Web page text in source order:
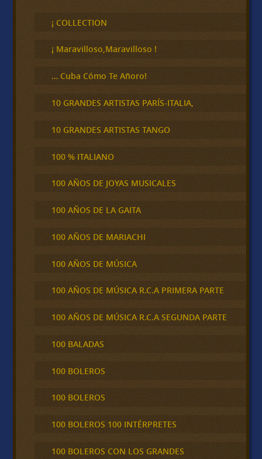
c
a
¡ COLLECTION
¡ Maravilloso,Maravilloso !
… Cuba Cómo Te Añoro!
10 GRANDES ARTISTAS PARÍS-ITALIA,
10 GRANDES ARTISTAS TANGO
100 % ITALIANO
100 AÑOS DE JOYAS MUSICALES
100 AÑOS DE LA GAITA
100 AÑOS DE MARIACHI
100 AÑOS DE MÚSICA
100 AÑOS DE MÚSICA R.C.A PRIMERA PARTE
100 AÑOS DE MÚSICA R.C.A SEGUNDA PARTE
100 BALADAS
100 BOLEROS
100 BOLEROS
100 BOLEROS 100 INTÉRPRETES
100 BOLEROS CON LOS GRANDES